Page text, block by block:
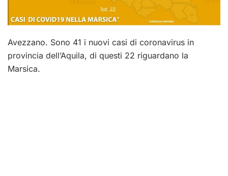
Avezzano. Sono 41 i nuovi casi di coronavirus in
provincia dell’Aquila, di questi 22 riguardano la
Marsica.